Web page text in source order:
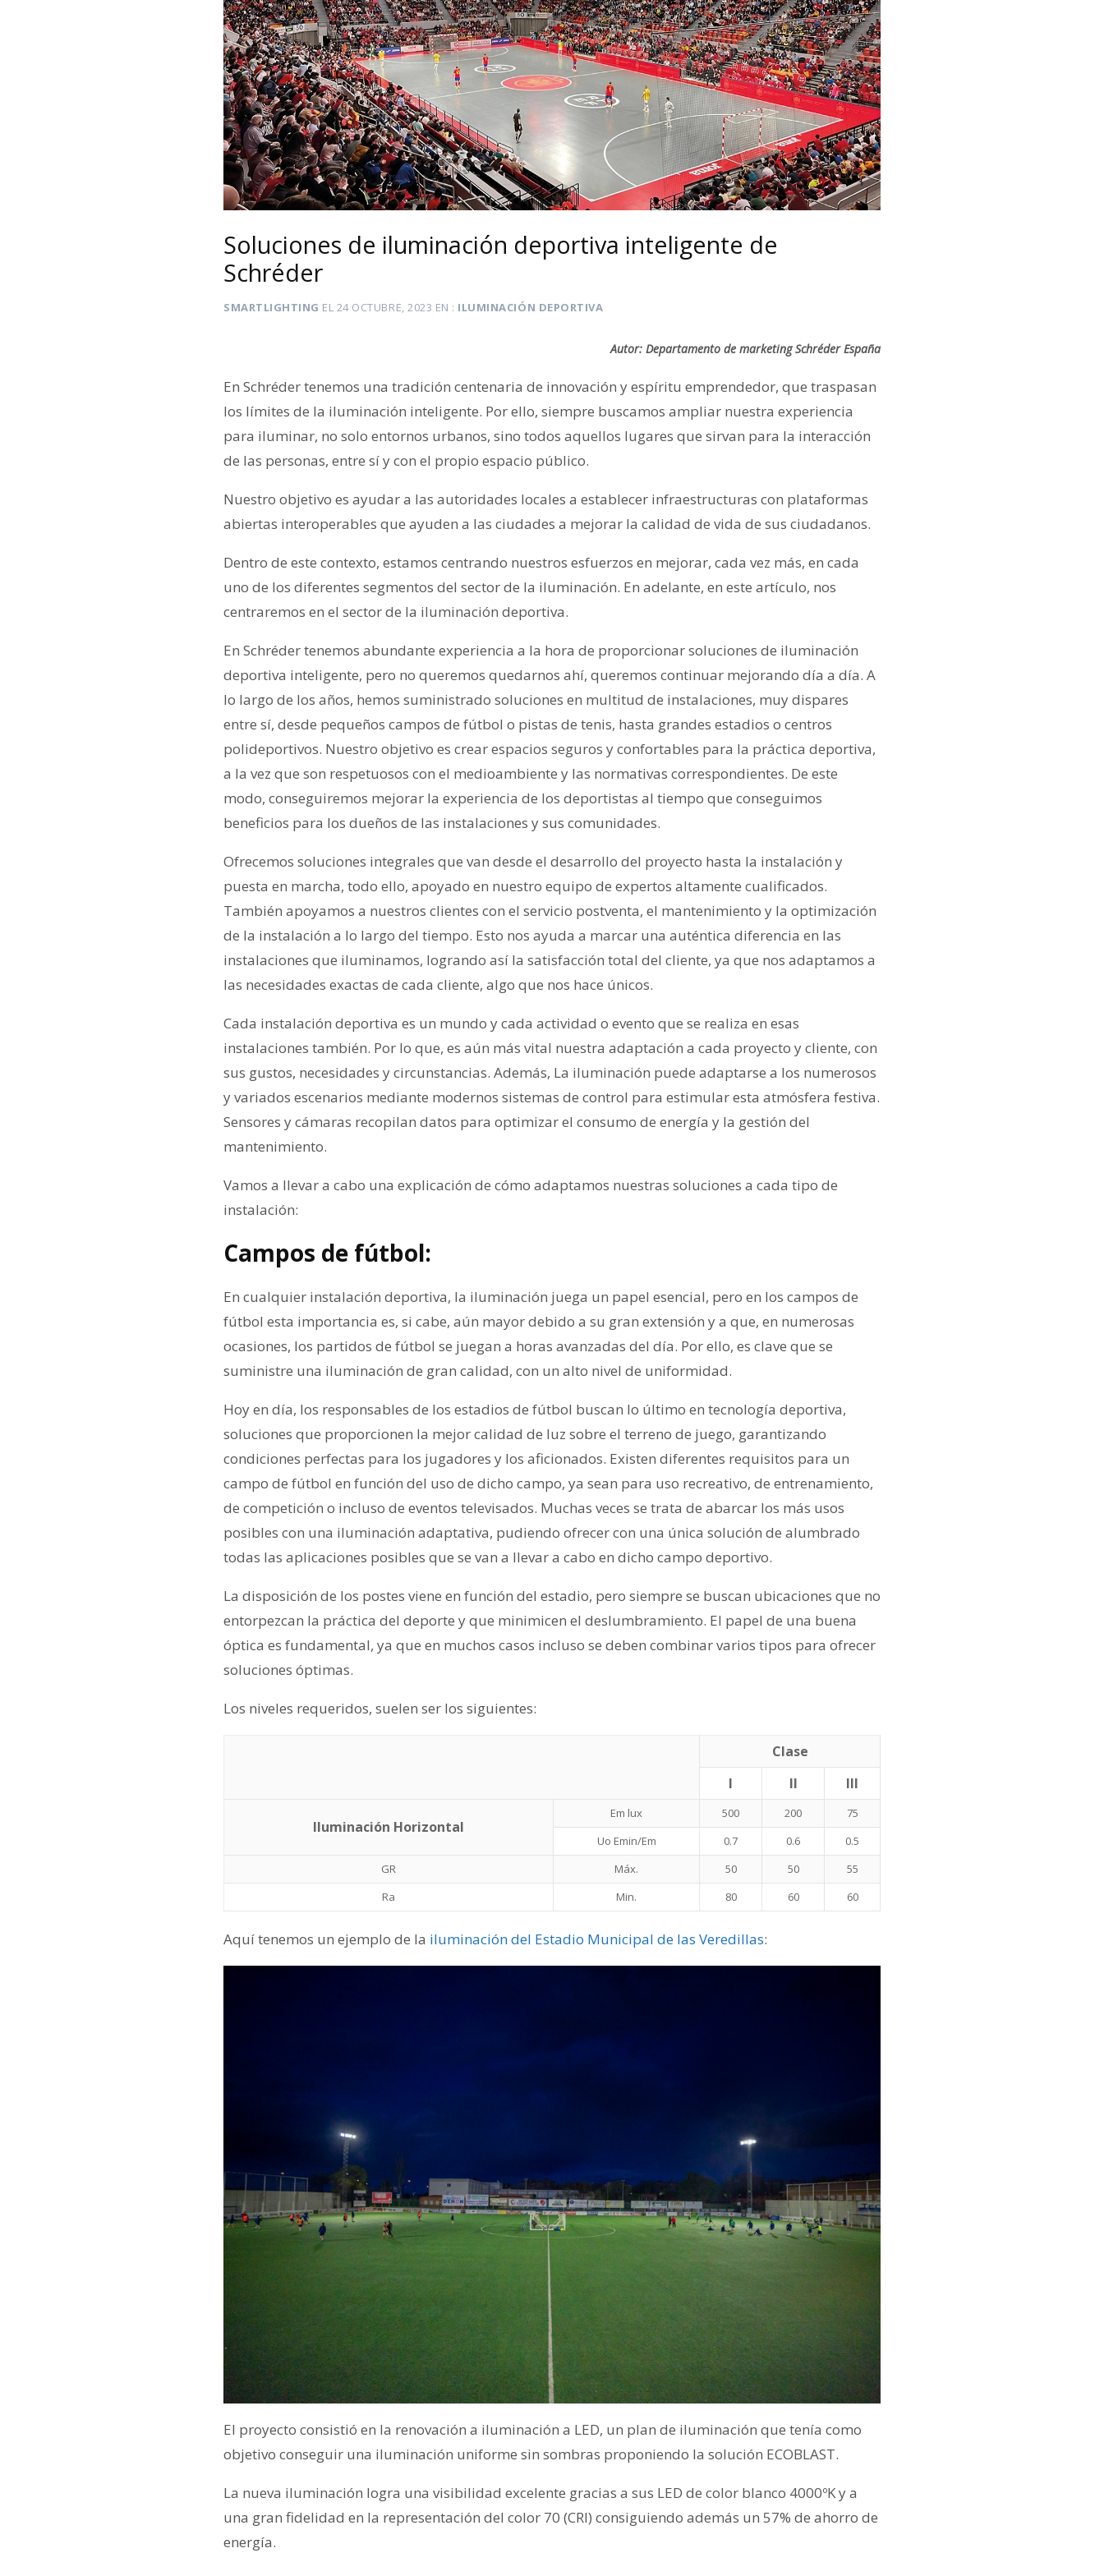
Soluciones de iluminación deportiva inteligente de
Schréder
SMARTLIGHTING EL 24 OCTUBRE, 2023 EN ILUMINACIÓN DEPORTIVA
Autor: Departamento de marketing Schréder España
En Schréder tenemos una tradición centenaria de innovación y espíritu emprendedor, que traspasan
los límites de la iluminación inteligente. Por ello, siempre buscamos ampliar nuestra experiencia
para iluminar, no solo entornos urbanos, sino todos aquellos lugares que sirvan para la interacción
de las personas, entre sí y con el propio espacio público.
Nuestro objetivo es ayudar a las autoridades locales a establecer infraestructuras con plataformas
abiertas interoperables que ayuden a las ciudades a mejorar la calidad de vida de sus ciudadanos.
Dentro de este contexto, estamos centrando nuestros esfuerzos en mejorar, cada vez más, en cada
uno de los diferentes segmentos del sector de la iluminación. En adelante, en este artículo, nos
centraremos en el sector de la iluminación deportiva.
En Schréder tenemos abundante experiencia a la hora de proporcionar soluciones de iluminación
deportiva inteligente, pero no queremos quedarnos ahí, queremos continuar mejorando día a día. A
lo largo de los años, hemos suministrado soluciones en multitud de instalaciones, muy dispares
entre sí, desde pequeños campos de fútbol o pistas de tenis, hasta grandes estadios o centros
polideportivos. Nuestro objetivo es crear espacios seguros y confortables para la práctica deportiva,
a la vez que son respetuosos con el medioambiente y las normativas correspondientes. De este
modo, conseguiremos mejorar la experiencia de los deportistas al tiempo que conseguimos
beneficios para los dueños de las instalaciones y sus comunidades.
Ofrecemos soluciones integrales que van desde el desarrollo del proyecto hasta la instalación y
puesta en marcha, todo ello, apoyado en nuestro equipo de expertos altamente cualificados.
También apoyamos a nuestros clientes con el servicio postventa, el mantenimiento y la optimización
de la instalación a lo largo del tiempo. Esto nos ayuda a marcar una auténtica diferencia en las
instalaciones que iluminamos, logrando así la satisfacción total del cliente, ya que nos adaptamos a
las necesidades exactas de cada cliente, algo que nos hace únicos.
Cada instalación deportiva es un mundo y cada actividad o evento que se realiza en esas
instalaciones también. Por lo que, es aún más vital nuestra adaptación a cada proyecto y cliente, con
sus gustos, necesidades y circunstancias. Además, La iluminación puede adaptarse a los numerosos
y variados escenarios mediante modernos sistemas de control para estimular esta atmósfera festiva.
Sensores y cámaras recopilan datos para optimizar el consumo de energía y la gestión del
mantenimiento.
Vamos a llevar a cabo una explicación de cómo adaptamos nuestras soluciones a cada tipo de
instalación:
Campos de fútbol:
En cualquier instalación deportiva, la iluminación juega un papel esencial, pero en los campos de
fútbol esta importancia es, si cabe, aún mayor debido a su gran extensión y a que, en numerosas
ocasiones, los partidos de fútbol se juegan a horas avanzadas del día. Por ello, es clave que se
suministre una iluminación de gran calidad, con un alto nivel de uniformidad.
Hoy en día, los responsables de los estadios de fútbol buscan lo último en tecnología deportiva,
soluciones que proporcionen la mejor calidad de luz sobre el terreno de juego, garantizando
condiciones perfectas para los jugadores y los aficionados. Existen diferentes requisitos para un
campo de fútbol en función del uso de dicho campo, ya sean para uso recreativo, de entrenamiento,
de competición o incluso de eventos televisados. Muchas veces se trata de abarcar los más usos
posibles con una iluminación adaptativa, pudiendo ofrecer con una única solución de alumbrado
todas las aplicaciones posibles que se van a llevar a cabo en dicho campo deportivo.
La disposición de los postes viene en función del estadio, pero siempre se buscan ubicaciones que no
entorpezcan la práctica del deporte y que minimicen el deslumbramiento. El papel de una buena
óptica es fundamental, ya que en muchos casos incluso se deben combinar varios tipos para ofrecer
soluciones óptimas.
Los niveles requeridos, suelen ser los siguientes:
Clase
I
II III
Iluminación Horizontal
Em lux 500 200
75
Uo Emin/Em
0.7 0.6
0.5
GR
Máx. 50 50
55
Ra
Min. 80 60 60
Aquí tenemos un ejemplo de la iluminación del Estadio Municipal de las Veredillas:
El proyecto consistió en la renovación a iluminación a LED, un plan de iluminación que tenía como
objetivo conseguir una iluminación uniforme sin sombras proponiendo la solución ECOBLAST.
La nueva iluminación logra una visibilidad excelente gracias a sus LED de color blanco 4000ºK y a
una gran fidelidad en la representación del color 70 (CRI) consiguiendo además un 57% de ahorro de
energía.